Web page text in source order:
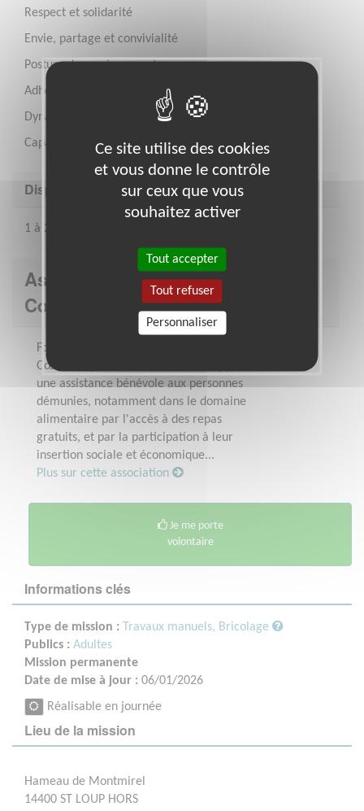
Respect et solidarité
Envie, partage et convivialité
Posture de non jugement
Adhésion aux valeurs des Restos
Dynamique
Capacité à travailler en équipe
Disponibilité demandée
1 à 2 journées par semaine en journée
Association : Les Restaurants du
Cœur - Calvados
Fondés par Coluche en 1985, les Restos du
Cœur ont pour but « d'aider et d'apporter
une assistance bénévole aux personnes
démunies, notamment dans le domaine
alimentaire par l'accès à des repas
gratuits, et par la participation à leur
insertion sociale et économique...
Plus sur cette association
Je me porte
volontaire
Informations clés
Type de mission : Travaux manuels, Bricolage
Publics : Adultes
Mission permanente
Date de mise à jour : 06/01/2026
Réalisable en journée
Lieu de la mission
Hameau de Montmirel
14400 ST LOUP HORS
Ce site utilise des cookies
et vous donne le contrôle
sur ceux que vous
souhaitez activer
Tout accepter
Tout refuser
Personnaliser